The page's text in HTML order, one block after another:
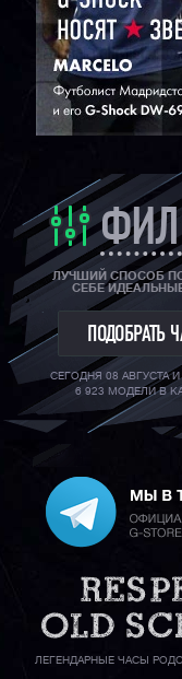
ЛУЧШИЙ СПОСОБ
СЕБЕ
ПОДОБРАТЬ
СЕГОДНЯ 08 АВГУСТА И
6 923 МОДЕЛИ В
ЛЕГЕНДАРНЫЕ ЧАСЫ